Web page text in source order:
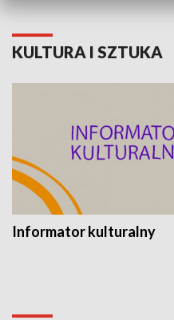
KULTURA I SZTUKA
Informator kulturalny